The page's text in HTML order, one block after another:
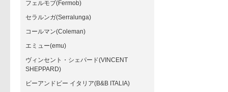
フェルモブ(Fermob)
セラルンガ(Serralunga)
コールマン(Coleman)
エミュー(emu)
ヴィンセント・シェパード(VINCENT
SHEPPARD)
ビーアンドビー イタリア(B&B ITALIA)